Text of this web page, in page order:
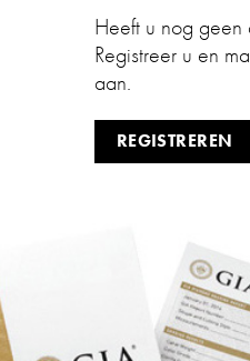
Heeft u nog geen
Registreer u en
aan.
REGISTREREN